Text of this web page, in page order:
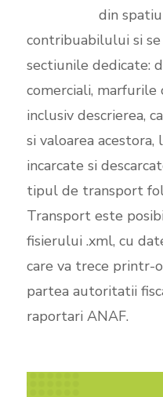
din
contribuabilului si
sectiunile dedicate:
comerciali,
inclusiv descrierea,
si valoarea
incarcate si
tipul de transport
Transport este
fisierului .xml, cu
care va trece printr-
partea autoritatii
raportari ANAF.